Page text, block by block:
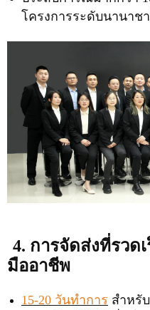
โครงการระดับนานาช
4. การจัดส่งที่รวด
มืออาชีพ
15-20 วันทำการ สำหรั